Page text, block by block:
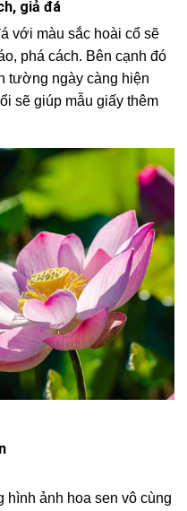
giả đá
với màu sắc hoài cổ sẽ
phá cách. Bên cạnh đó
tường ngày càng hiện
sẽ giúp mẫu giấy thêm
hình ảnh hoa sen vô cùng